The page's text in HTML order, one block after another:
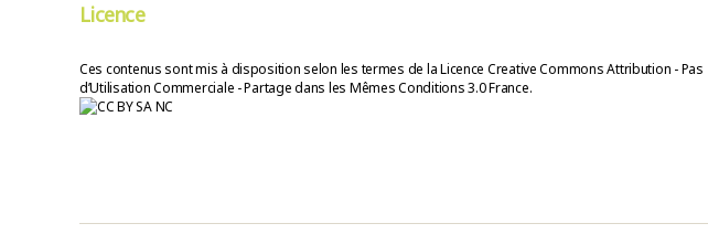
Licence
Ces contenus sont mis à disposition selon les termes de la Licence Creative Commons Attribution - Pas
d’Utilisation Commerciale - Partage dans les Mêmes Conditions 3.0 France.